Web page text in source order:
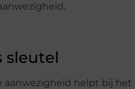
sleutel
aanwezigheid helpt bij